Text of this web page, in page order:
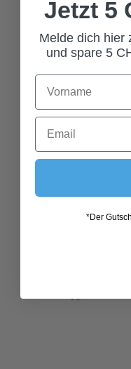
Jetzt 5
Melde dich hier
und spare 5
*Der